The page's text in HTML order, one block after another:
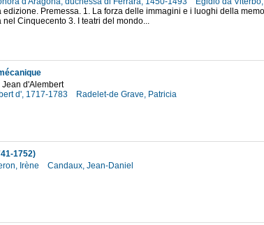
edizione. Premessa. 1. La forza delle immagini e i luoghi della
Cinquecento 3. I teatri del mondo...
d'Alembert
d', 1717-1783
Radelet-de Grave, Patricia
1752)
Irène
Candaux, Jean-Daniel